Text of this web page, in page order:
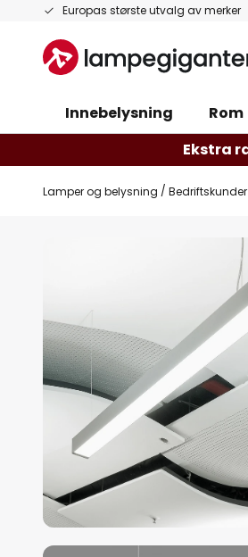
Europas største utvalg av merker
Hopp
innhold
Innebelysning Rom
Ekstra
Lamper og belysning Bedriftskunder
av
bildegalleri